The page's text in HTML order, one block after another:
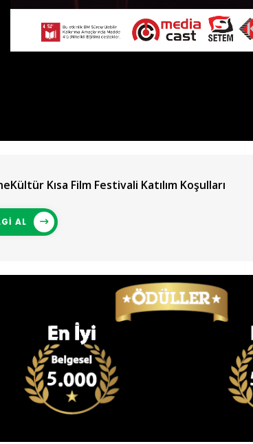
Kısa Film Festivali Katılım Koşulları
AL